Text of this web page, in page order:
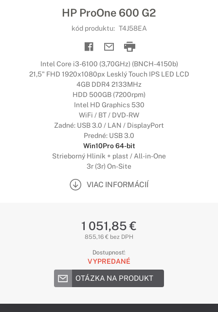
HP ProOne 600 G2
kód produktu: T4J58EA
Intel Core i3-6100 (3,70GHz) (BNCH-4150b)
21,5" FHD 1920x1080px Lesklý Touch IPS LED LCD
4GB DDR4 2133MHz
HDD 500GB (7200rpm)
Intel HD Graphics 530
WiFi / BT / DVD-RW
Zadné: USB 3.0 / LAN / DisplayPort
Predné: USB 3.0
Win10Pro 64-bit
Strieborný Hliník + plast / All-in-One
3r (3r) On-Site
VIAC INFORMÁCIÍ
1 051,85 €
855,16 € bez DPH
Dostupnosť:
VYPREDANÉ
OTÁZKA NA PRODUKT